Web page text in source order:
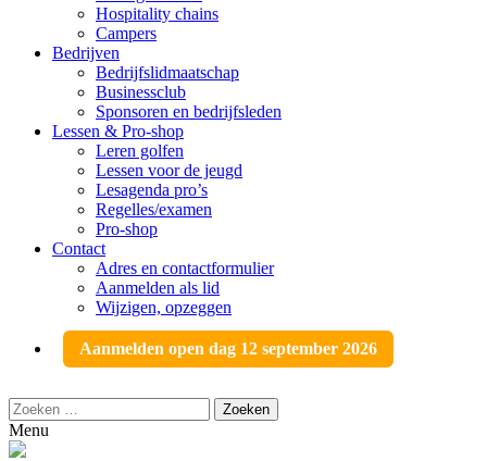
Hospitality chains
Campers
Bedrijven
Bedrijfslidmaatschap
Businessclub
Sponsoren en bedrijfsleden
Lessen & Pro-shop
Leren golfen
Lessen voor de jeugd
Lesagenda pro’s
Regelles/examen
Pro-shop
Contact
Adres en contactformulier
Aanmelden als lid
Wijzigen, opzeggen
Aanmelden open dag 12 september 2026
Zoeken
naar:
Menu